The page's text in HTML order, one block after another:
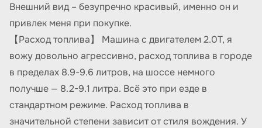
Внешний вид – безупречно красивый, именно он и
привлек меня при покупке.
【Расход топлива】 Машина с двигателем 2.0T, я
вожу довольно агрессивно, расход топлива в городе
в пределах 8.9-9.6 литров, на шоссе немного
получше — 8.2-9.1 литра. Всё это при езде в
стандартном режиме. Расход топлива в
значительной степени зависит от стиля вождения. У